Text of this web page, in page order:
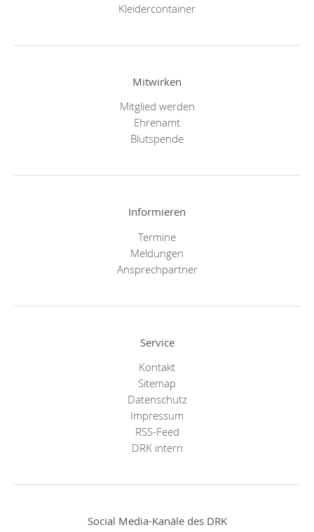
Kleidercontainer
Mitwirken
Mitglied werden
Ehrenamt
Blutspende
Informieren
Termine
Meldungen
Ansprechpartner
Service
Kontakt
Sitemap
Datenschutz
Impressum
RSS-Feed
DRK intern
Social Media-Kanäle des DRK